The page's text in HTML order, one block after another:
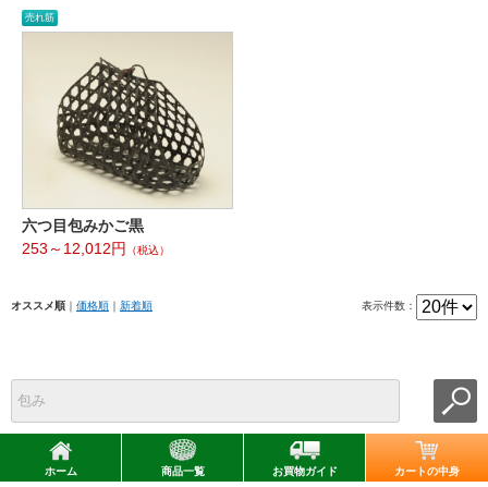
売れ筋
六つ目包みかご黒
253～12,012円
（税込）
表示件数：
オススメ順 ｜ 価格順 ｜ 新着順
ホーム 商品一覧 お買物ガイド カートの中身